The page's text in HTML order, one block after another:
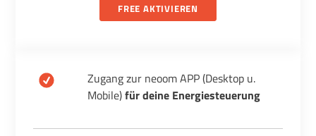
FREE AKTIVIEREN
Zugang zur neoom APP (Desktop u.
Mobile)für deine Energiesteuerung